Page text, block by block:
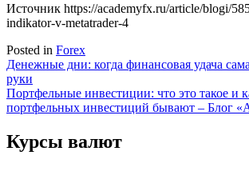
Источник https://academyfx.ru/article/blogi/
indikator-v-metatrader-4
Posted in Forex
Навигация
по
записям
Денежные дни: когда финансовая удача
руки
Портфельные инвестиции: что это такое и
портфельных инвестиций бывают – Блог
Курсы валют